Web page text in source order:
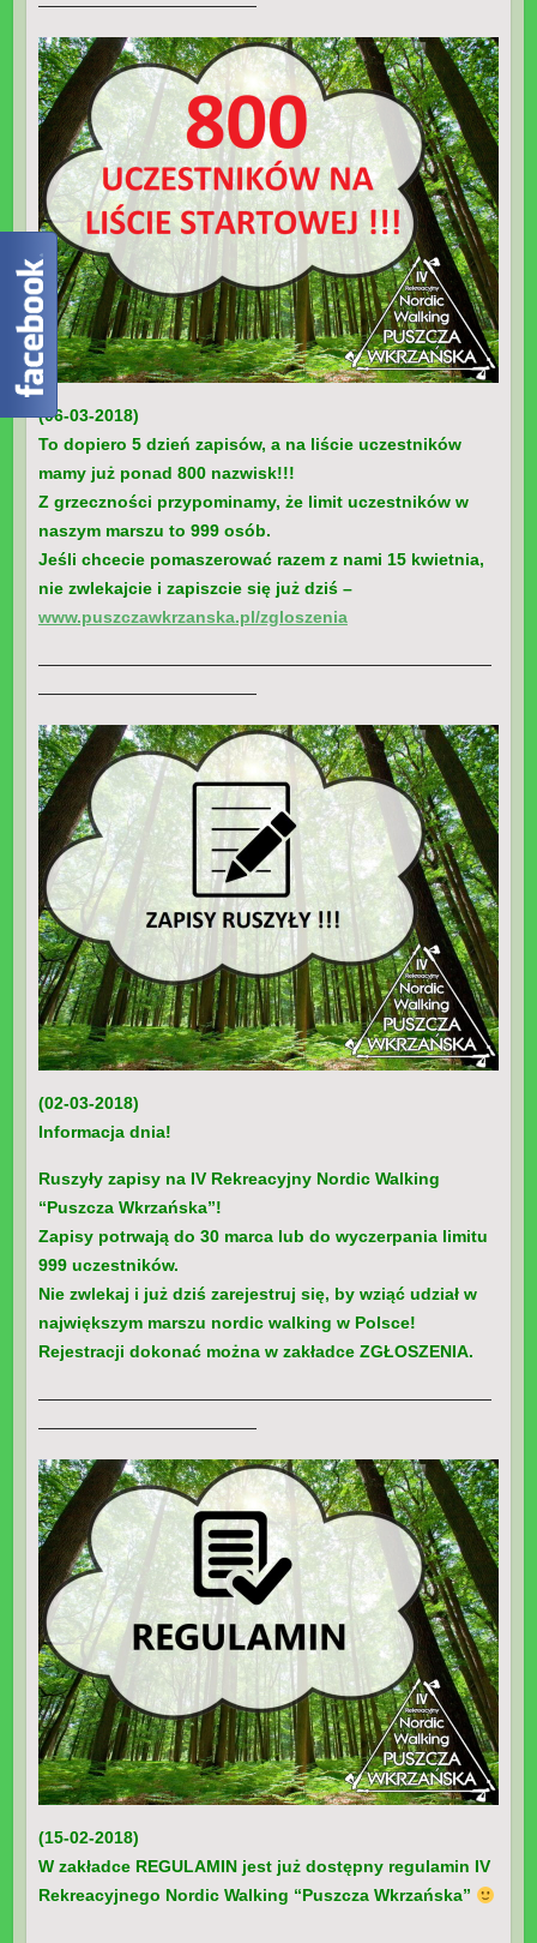
—————————————
(06-03-2018)
To dopiero 5 dzień zapisów, a na liście uczestników
mamy już ponad 800 nazwisk!!!
Z grzeczności przypominamy, że limit uczestników w
naszym marszu to 999 osób.
Jeśli chcecie pomaszerować razem z nami 15 kwietnia,
nie zwlekajcie i zapiszcie się już dziś –
www.puszczawkrzanska.pl/zgloszenia
———————————————————————————
—————————————
(02-03-2018)
Informacja dnia!
Ruszyły zapisy na IV Rekreacyjny Nordic Walking
“Puszcza Wkrzańska”!
Zapisy potrwają do 30 marca lub do wyczerpania limitu
999 uczestników.
Nie zwlekaj i już dziś zarejestruj się, by wziąć udział w
największym marszu nordic walking w Polsce!
Rejestracji dokonać można w zakładce ZGŁOSZENIA.
———————————————————————————
—————————————
(15-02-2018)
W zakładce REGULAMIN jest już dostępny regulamin IV
Rekreacyjnego Nordic Walking “Puszcza Wkrzańska”